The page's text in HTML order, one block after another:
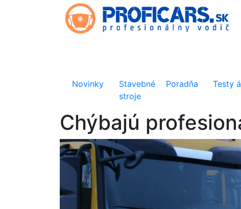
Novinky
Stavebné
stroje
Poradňa Testy
Chýbajú